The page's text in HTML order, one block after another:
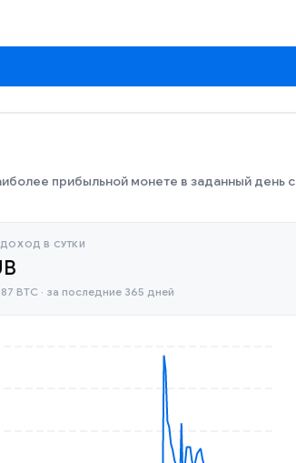
прибыльной монете в заданный день с
В СУТКИ
BTC · за последние 365 дней